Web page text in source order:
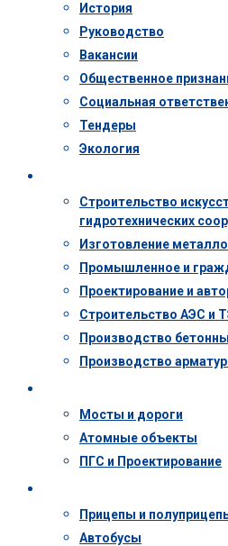
История
Руководство
Вакансии
Общественное
Социальная
Тендеры
Экология
Строительство
гидротехнических
Изготовление
Промышленное и
Проектирование и
Строительство АЭС и
Производство
Производство
Мосты и дороги
Атомные объекты
ПГС и Проектирование
Прицепы и
Автобусы